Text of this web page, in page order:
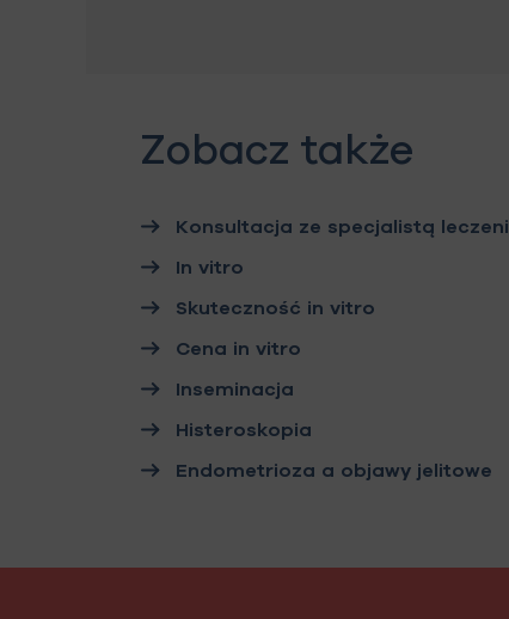
Zobacz także
Konsultacja ze specjalistą
In vitro
Skuteczność in vitro
Cena in vitro
Inseminacja
Histeroskopia
Endometrioza a objawy jelitowe